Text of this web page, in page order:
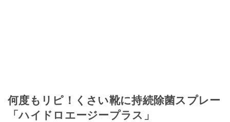
何度もリピ！くさい靴に持続除菌スプレー
「ハイドロエージープラス」